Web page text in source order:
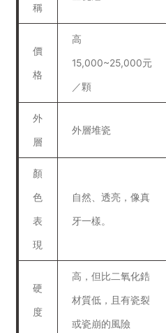
稱
價
格
高
15,000~25,000元
／顆
外
層
外層堆瓷
顏
色
表
現
自然、透亮，像真
牙一樣。
硬
度
高，但比二氧化鋯
材質低，且有瓷裂
或瓷崩的風險